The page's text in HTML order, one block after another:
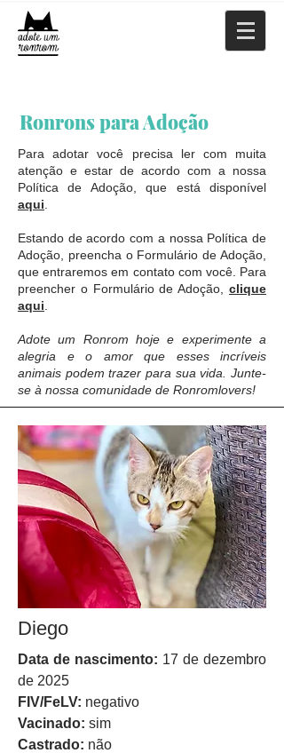
Ronrons para Adoção
Para adotar você precisa ler com muita
atenção e estar de acordo com a nossa
Política de Adoção, que está disponível
aqui
Estando de acordo com a nossa Política de
Adoção, preencha o Formulário de Adoção,
que entraremos em contato com você. Para
preencher o Formulário de Adoção, clique
aqui
Adote um Ronrom hoje e experimente a
alegria e o amor que esses incríveis
animais podem trazer para sua vida. Junte-
se à nossa comunidade de Ronromlovers!
Diego
Data de nascimento: 17 de dezembro
de 2025
FIV/FeLV: negativo
Vacinado: sim
Castrado: não